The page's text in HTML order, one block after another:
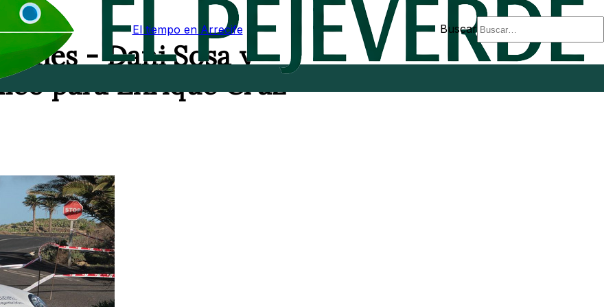
El tiempo en Arrecife Buscar
- Dani Sosa y
para Enrique Cruz -